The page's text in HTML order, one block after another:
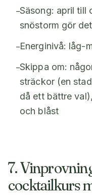
–Säsong: april till
snöstorm gör
–Energinivå: låg-
–Skippa om:
sträckor (en
då ett bättre
och blåst
7.
cocktailkurs